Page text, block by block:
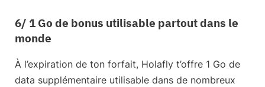
6/ 1 Go de bonus utilisable partout dans le
monde
À l’expiration de ton forfait, Holafly t’offre 1 Go de
data supplémentaire utilisable dans de nombreux